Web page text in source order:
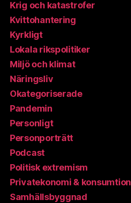
Krig och katastrofer
Kvittohantering
Kyrkligt
Lokala rikspolitiker
Miljö och klimat
Näringsliv
Okategoriserade
Pandemin
Personligt
Personporträtt
Podcast
Politisk extremism
Privatekonomi & konsumtion
Samhällsbyggnad